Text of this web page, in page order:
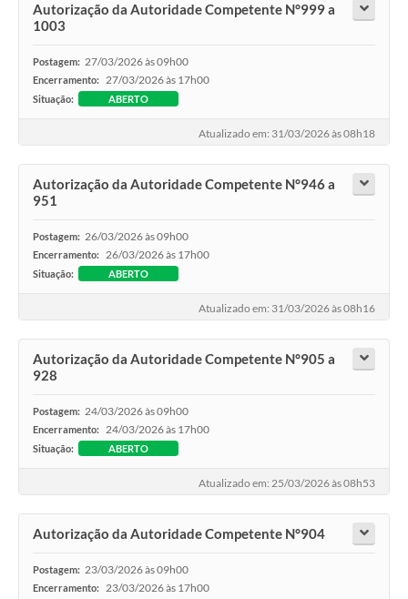
Autorização da Autoridade Competente N°999 a
1003
Postagem: 27/03/2026 às 09h00
Encerramento: 27/03/2026 às 17h00
Situação: ABERTO
Atualizado em: 31/03/2026 às 08h18
Autorização da Autoridade Competente N°946 a
951
Postagem: 26/03/2026 às 09h00
Encerramento: 26/03/2026 às 17h00
Situação: ABERTO
Atualizado em: 31/03/2026 às 08h16
Autorização da Autoridade Competente N°905 a
928
Postagem: 24/03/2026 às 09h00
Encerramento: 24/03/2026 às 17h00
Situação: ABERTO
Atualizado em: 25/03/2026 às 08h53
Autorização da Autoridade Competente N°904
Postagem: 23/03/2026 às 09h00
Encerramento: 23/03/2026 às 17h00